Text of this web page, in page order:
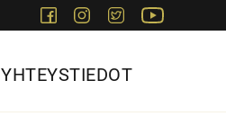
FacebookInstagram
Twitter
YHTEYSTIEDOT